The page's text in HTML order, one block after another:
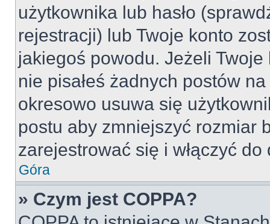
użytkownika lub hasło
rejestracji) lub Twoje konto
jakiegoś powodu. Jeżeli
nie pisałeś żadnych postów
okresowo usuwa się
postu aby zmniejszyć rozmiar
zarejestrować się i włączyć
Góra
» Czym jest COPPA?